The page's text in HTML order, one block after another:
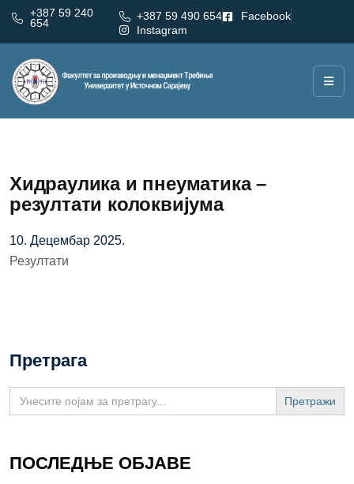
+387 59 240
654
+387 59 490 654
Facebook
Instagram
Хидраулика и пнеуматика –
резултати колоквијума
10. Децембар 2025.
Резултати
Претрага
Search
for:
ПОСЛЕДЊЕ ОБЈАВЕ